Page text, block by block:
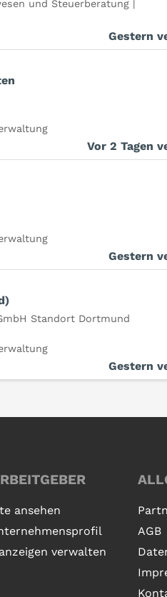
und Steuerberatung |
Gestern
Vor 2 Tagen
Gestern
Standort Dortmund
Gestern
ansehen
verwalten
AGB